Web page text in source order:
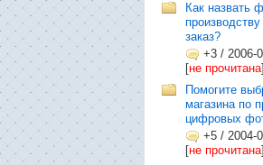
Как назвать
заказ?
+3 / 2006-
[не прочитана]
Помогите
магазина по
цифровых
+5 / 2004-
[не прочитана]